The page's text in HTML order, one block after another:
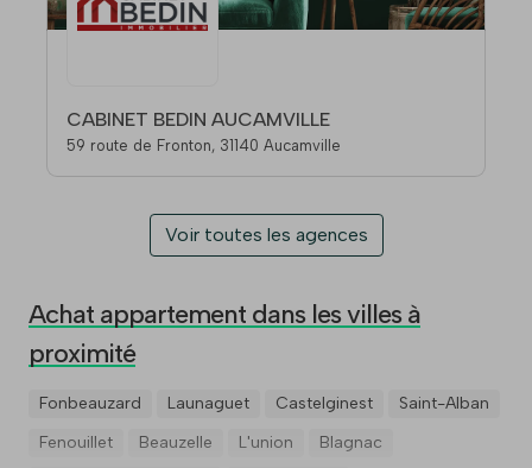
CABINET BEDIN AUCAMVILLE
59 route de Fronton, 31140 Aucamville
Voir toutes les agences
Achat appartement dans les villes à
proximité
Fonbeauzard Launaguet Castelginest
Saint-Alban
Fenouillet
Beauzelle L'union
Blagnac